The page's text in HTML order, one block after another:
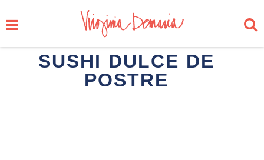
SUSHI DULCE DE
POSTRE